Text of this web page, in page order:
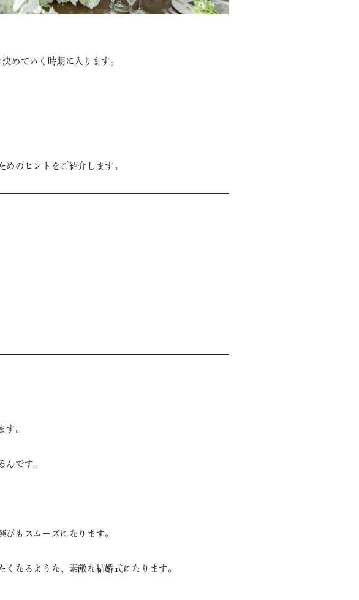
めていく時期に入ります。
のヒントをご紹介します。
す。
んです。
もスムーズになります。
なるような、素敵な結婚式になります。